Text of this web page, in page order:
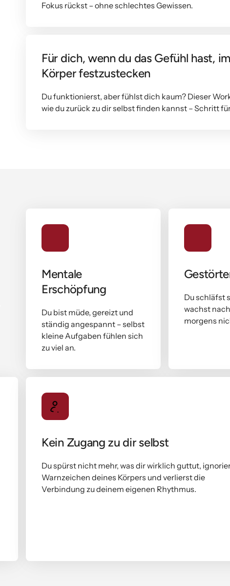
Fokus rückst – ohne schlechtes Gewissen.
Für dich, wenn du das Gefühl hast,
Körper festzustecken
Du funktionierst, aber fühlst dich kaum? Dieser
wie du zurück zu dir selbst finden kannst – Schritt
Mentale
Erschöpfung
Du bist müde, gereizt und
ständig angespannt – selbst
kleine Aufgaben fühlen sich
zu viel an.
Du schläfst
wachst
morgens
Kein Zugang zu dir selbst
Du spürst nicht mehr, was dir wirklich guttut,
Warnzeichen deines Körpers und verlierst die
Verbindung zu deinem eigenen Rhythmus.